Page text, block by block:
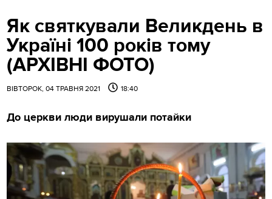
Як святкували Великдень в
Україні 100 років тому
(АРХІВНІ ФОТО)
ВІВТОРОК, 04 ТРАВНЯ 2021 18:40
До церкви люди вирушали потайки